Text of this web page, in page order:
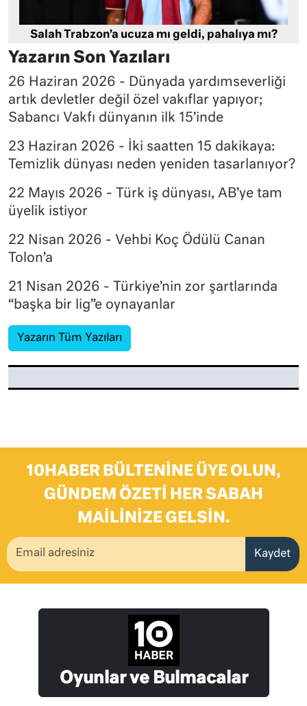
Salah Trabzon’a ucuza mı geldi, pahalıya mı?
Yazarın Son Yazıları
26 Haziran 2026 - Dünyada yardımseverliği
artık devletler değil özel vakıflar yapıyor;
Sabancı Vakfı dünyanın ilk 15’inde
23 Haziran 2026 - İki saatten 15 dakikaya:
Temizlik dünyası neden yeniden tasarlanıyor?
22 Mayıs 2026 - Türk iş dünyası, AB’ye tam
üyelik istiyor
22 Nisan 2026 - Vehbi Koç Ödülü Canan
Tolon’a
21 Nisan 2026 - Türkiye’nin zor şartlarında
“başka bir lig”e oynayanlar
Yazarın Tüm Yazıları
10HABER BÜLTENINE ÜYE OLUN,
GÜNDEM ÖZETI HER SABAH
MAILINIZE GELSIN.
Kaydet
Oyunlar ve Bulmacalar